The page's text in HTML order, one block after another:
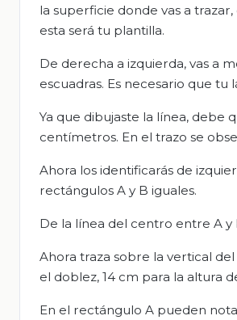
la superficie donde vas a
esta será tu plantilla.
De derecha a izquierda, vas a
escuadras. Es necesario que
Ya que dibujaste la línea, debe
centímetros. En el trazo se
Ahora los identificarás de
rectángulos A y B iguales.
De la línea del centro entre A y
Ahora traza sobre la vertical
el doblez, 14 cm para la altura
En el rectángulo A pueden